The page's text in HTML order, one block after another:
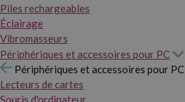
Piles rechargeables
Éclairage
Vibromasseurs
Périphériques et accessoires pour PC
Périphériques et accessoires pour PC
Lecteurs de cartes
Souris d'ordinateur